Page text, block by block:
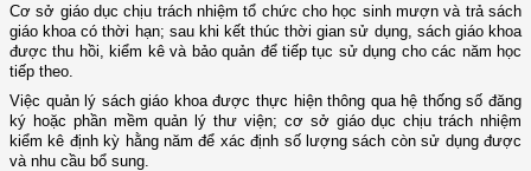
Cơ sở giáo dục chịu trách nhiệm tổ chức cho học sinh mượn và trả sách
giáo khoa có thời hạn; sau khi kết thúc thời gian sử dụng, sách giáo khoa
được thu hồi, kiểm kê và bảo quản để tiếp tục sử dụng cho các năm học
tiếp theo.
Việc quản lý sách giáo khoa được thực hiện thông qua hệ thống số đăng
ký hoặc phần mềm quản lý thư viện; cơ sở giáo dục chịu trách nhiệm
kiểm kê định kỳ hằng năm để xác định số lượng sách còn sử dụng được
và nhu cầu bổ sung.